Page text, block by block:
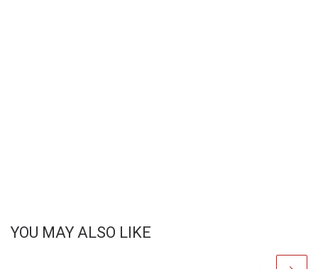
YOU MAY ALSO LIKE